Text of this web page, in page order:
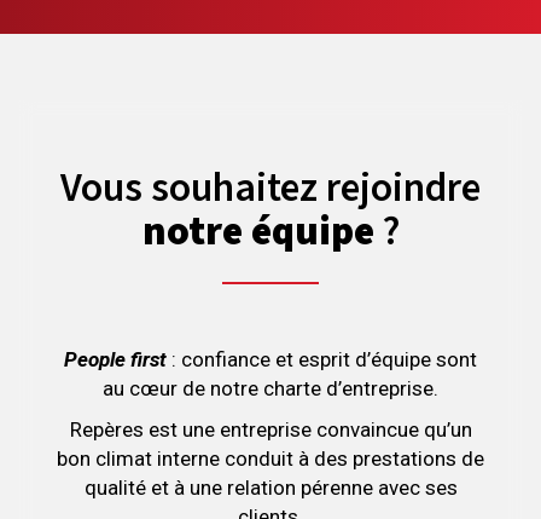
Vous souhaitez rejoindre
notre équipe ?
People first : confiance et esprit d’équipe sont
au cœur de notre charte d’entreprise.
Repères est une entreprise convaincue qu’un
bon climat interne conduit à des prestations de
qualité et à une relation pérenne avec ses